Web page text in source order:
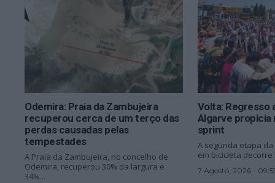
Odemira: Praia da Zambujeira
recuperou cerca de um terço das
perdas causadas pelas
tempestades
A Praia da Zambujeira, no concelho de
Odemira, recuperou 30% da largura e
34%...
Volta: Regresso
Algarve propicia
sprint
A segunda etapa da
em bicicleta
7 Agosto, 2026 -